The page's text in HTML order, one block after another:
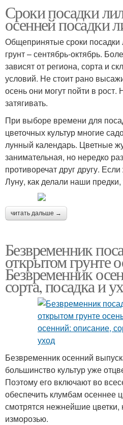
Сроки посадки
осенней посадки
Общепринятые сроки
грунт – сентябрь-октябрь.
зависят от региона, сорта и
условий. Не стоит рано
осень они могут пойти в
затягивать.
При выборе времени для
цветочных культур многие
лунный календарь. Цветные
занимательная, но нередко
противоречат друг другу.
Луну, как делали наши
читать дальше →
Безвременник
открытом грунте
Безвременник
сорта, посадка и
Безвременник осенний
большинство культур уже
Поэтому его включают во
обеспечить клумбам осеннее
смотрятся нежнейшие цветки,
изморозью.